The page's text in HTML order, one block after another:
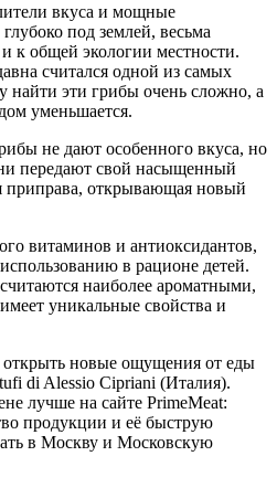
вкуса и мощные
под землей, весьма
и к общей экологии местности.
считался одной из самых
найти эти грибы очень сложно, а
уменьшается.
не дают особенного вкуса, но
передают свой насыщенный
приправа, открывающая новый
витаминов и антиоксидантов,
в рационе детей.
наиболее ароматными,
уникальные свойства и
открыть новые ощущения от еды
di Alessio Cipriani (Италия).
лучше на сайте PrimeMeat:
продукции и её быструю
в Москву и Московскую